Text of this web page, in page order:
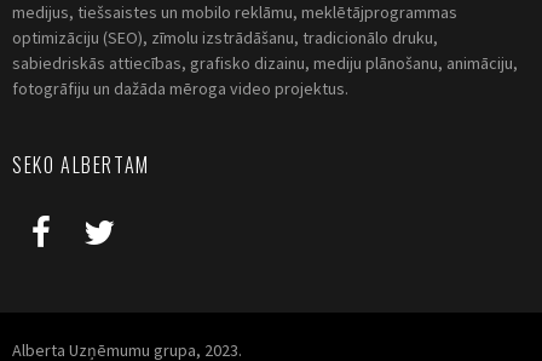
medijus, tiešsaistes un mobilo reklāmu, meklētājprogrammas
optimizāciju (SEO), zīmolu izstrādāšanu, tradicionālo druku,
sabiedriskās attiecības, grafisko dizainu, mediju plānošanu, animāciju,
fotogrāfiju un dažāda mēroga video projektus.
SEKO ALBERTAM
Alberta Uzņēmumu grupa, 2023.